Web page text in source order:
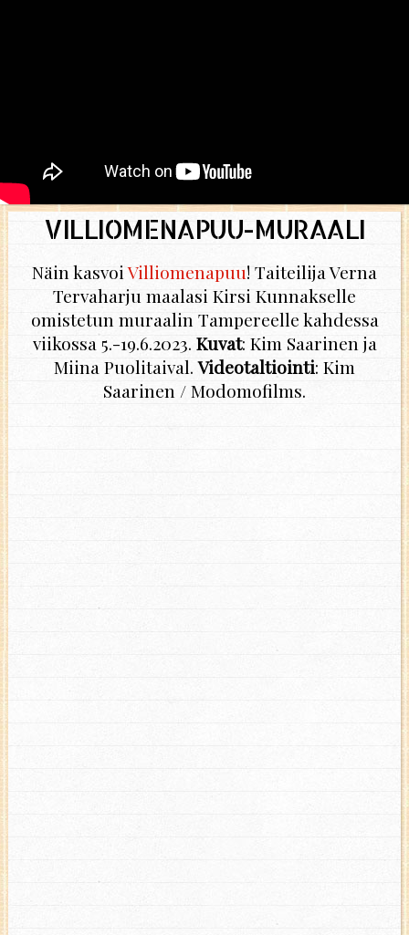
VILLIOMENAPUU-MURAALI
Näin kasvoiVilliomenapuu! Taiteilija Verna
Tervaharju maalasi Kirsi Kunnakselle
omistetun muraalin Tampereelle kahdessa
viikossa 5.-19.6.2023. Kuvat: Kim Saarinen ja
Miina Puolitaival.Videotaltiointi: Kim
Saarinen / Modomofilms.